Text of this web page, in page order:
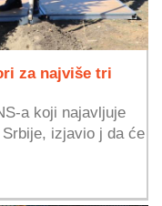
za najviše tri
a koji najavljuje
izjavio j da će